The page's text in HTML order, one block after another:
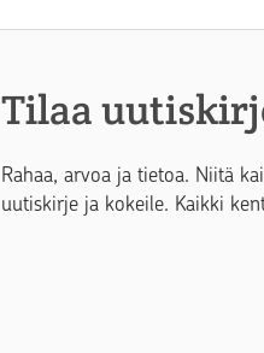
Tilaa
Rahaa, arvoa ja tietoa. Niitä
uutiskirje ja kokeile. Kaikki